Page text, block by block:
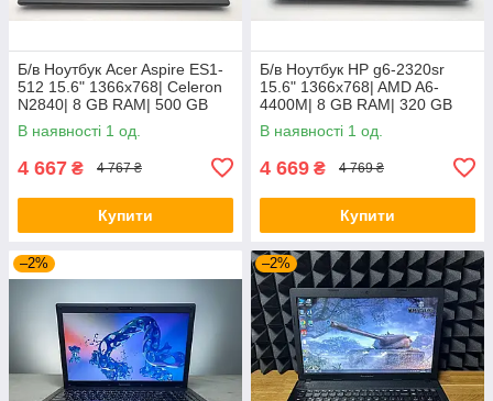
Б/в Ноутбук Acer Aspire ES1-
512 15.6" 1366x768| Celeron
N2840| 8 GB RAM| 500 GB
HDD| HD
В наявності 1 од.
4 667 ₴ 4 767 ₴
Купити
Б/в Ноутбук HP g6-2320sr
15.6" 1366x768| AMD A6-
4400M| 8 GB RAM| 320 GB
HDD| Radeon HD 7520G
В наявності 1 од.
4 669 ₴ 4 769 ₴
Купити
–2% –2%